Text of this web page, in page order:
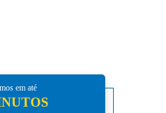
em até